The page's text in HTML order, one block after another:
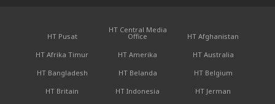
HT Pusat
HT Central Media
Office
HT Afghanistan
HT Afrika Timur
HT Amerika
HT Australia
HT Bangladesh
HT Belanda
HT Belgium
HT Britain
HT Indonesia HT Jerman